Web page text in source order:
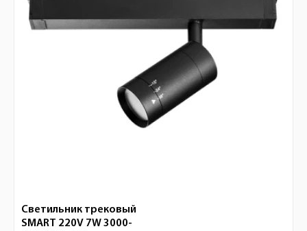
Светильник трековый
SMART 220V 7W 3000-